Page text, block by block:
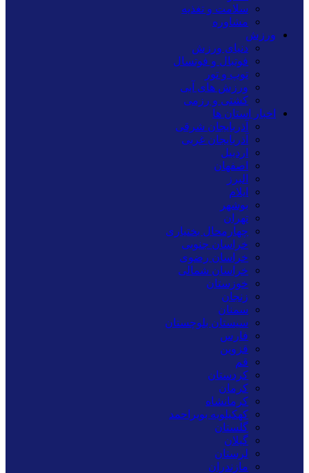
سلامت و تغذیه
مشاوره
ورزش
دنیای ورزش
فوتبال و فوتسال
توپ و تور
ورزش های آبی
کشتی و رزمی
اخبار استان ها
آذربایجان شرقی
آذربایجان غربی
اردبیل
اصفهان
البرز
ایلام
بوشهر
تهران
چهارمحال بختیاری
خراسان جنوبی
خراسان رضوی
خراسان شمالی
خوزستان
زنجان
سمنان
سیستان بلوچستان
فارس
قزوین
قم
کردستان
کرمان
کرمانشاه
کهکیلویه بویراحمد
گلستان
گیلان
لرستان
مازندران